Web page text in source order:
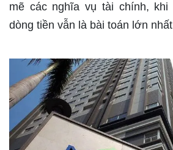
mẽ các nghĩa vụ tài chính,
dòng tiền vẫn là bài toán lớn